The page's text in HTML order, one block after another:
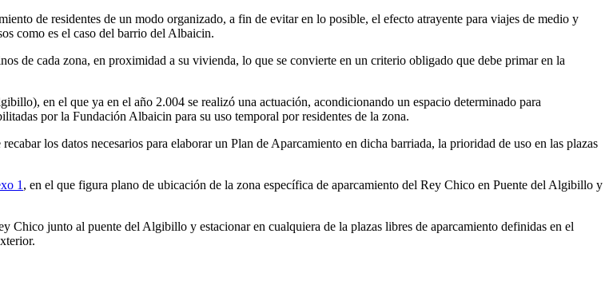
de residentes de un modo organizado, a fin de evitar en lo posible, el efecto atrayente para viajes de medio y
como es el caso del barrio del Albaicin.
de cada zona, en proximidad a su vivienda, lo que se convierte en un criterio obligado que debe primar en la
en el que ya en el año 2.004 se realizó una actuación, acondicionando un espacio determinado para
por la Fundación Albaicin para su uso temporal por residentes de la zona.
los datos necesarios para elaborar un Plan de Aparcamiento en dicha barriada, la prioridad de uso en las plazas
1 , en el que figura plano de ubicación de la zona específica de aparcamiento del Rey Chico en Puente del Algibillo y
Chico junto al puente del Algibillo y estacionar en cualquiera de la plazas libres de aparcamiento definidas en el